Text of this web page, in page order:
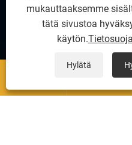
Tuotteet
Ota meihin yhteyttä
mukauttaaksemme
tätä sivustoa
käytön.
Hylätä